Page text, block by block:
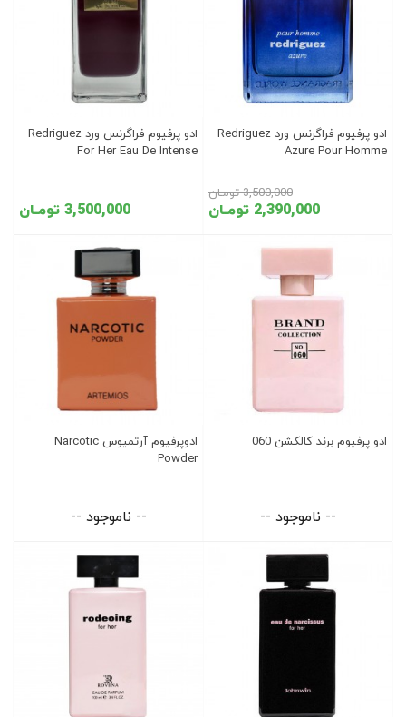
ادو پرفیوم فراگرنس ورد Redriguez
Azure Pour Homme
2,390,000 تومـان
3,500,000 تومـان
ادو پرفیوم فراگرنس ورد Redriguez
For Her Eau De Intense
3,500,000 تومـان
ادو پرفیوم برند کالکشن 060
-- ناموجود --
ادوپرفیوم آرتمیوس Narcotic
Powder
-- ناموجود --